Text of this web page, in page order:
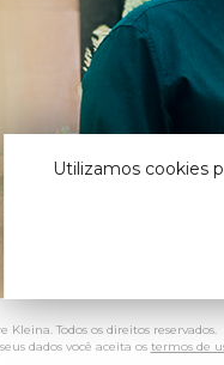
Utilizamos cookies
Todos os direitos reservados.
dados você aceita os termos de